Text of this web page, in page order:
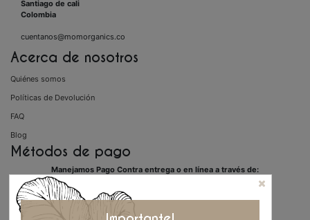
Santiago de cali
Colombia
cuentanos@momorganics.co
Acerca de nosotros
Quiénes somos
Políticas de Devolución
FAQ
Blog
Métodos de pago
Manejamos Pago Contra entrega o en línea a través de: